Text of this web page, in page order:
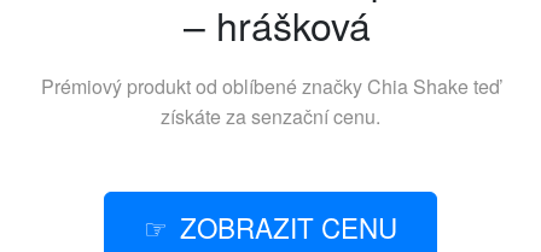
– hrášková
Prémiový produkt od oblíbené značky Chia Shake teď
získáte za senzační cenu.
ZOBRAZIT CENU